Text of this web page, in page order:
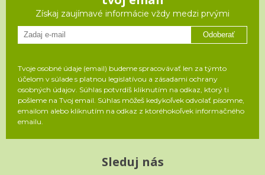
Získaj zaujímavé informácie vždy medzi prvými
Odoberať
Tvoje osobné údaje (email) budeme spracovávať len za týmto
účelom v súlade s platnou legislatívou a zásadami ochrany
osobných údajov. Súhlas potvrdíš kliknutím na odkaz, ktorý ti
pošleme na Tvoj email. Súhlas môžeš kedykoľvek odvolať písomne,
emailom alebo kliknutím na odkaz z ktoréhokoľvek informačného
emailu.
Sleduj nás